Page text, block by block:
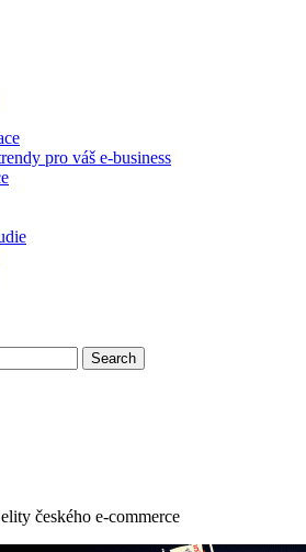
pro váš e-business
českého e-commerce